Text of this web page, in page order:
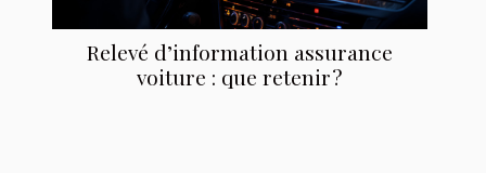
Relevé d’information assurance
voiture : que retenir ?